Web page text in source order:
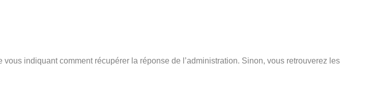
indiquant comment récupérer la réponse de l’administration. Sinon, vous retrouverez les